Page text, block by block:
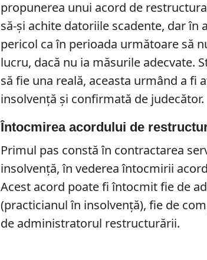
propunerea unui acord de
să-și achite datoriile scadente, dar în
pericol ca în perioada următoare să
lucru, dacă nu ia măsurile adecvate.
să fie una reală, aceasta urmând a fi
insolvență și confirmată de judecător.
Întocmirea acordului de
Primul pas constă în contractarea
insolvență, în vederea întocmirii
Acest acord poate fi întocmit fie de
(practicianul în insolvență), fie de
de administratorul restructurării.